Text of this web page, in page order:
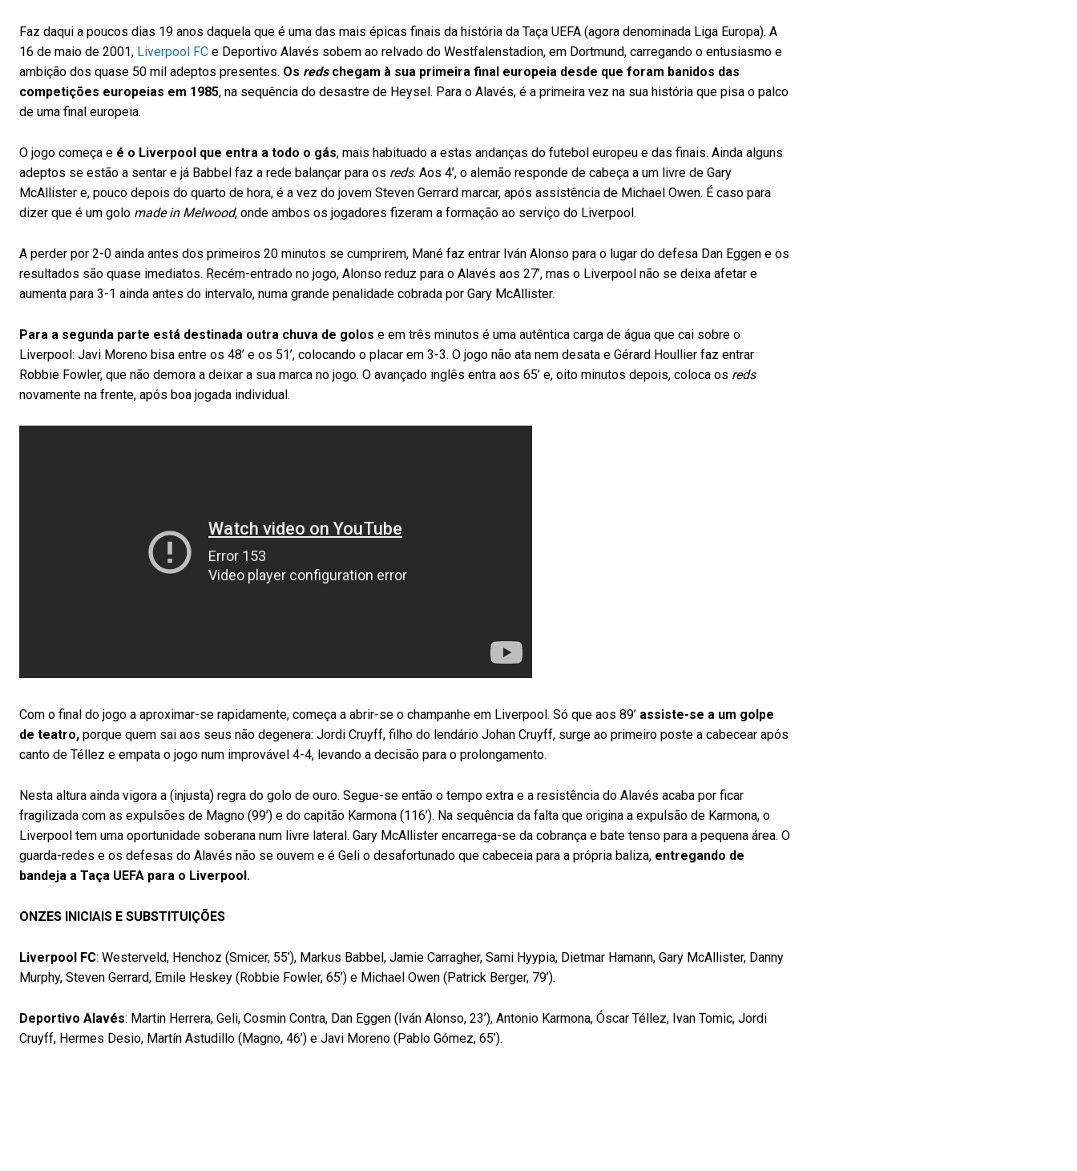
Faz daqui a poucos dias 19 anos daquela que é uma das mais épicas finais da história da Taça UEFA (agora denominada Liga Europa). A
16 de maio de 2001, Liverpool FC e Deportivo Alavés sobem ao relvado do Westfalenstadion, em Dortmund, carregando o entusiasmo e
ambição dos quase 50 mil adeptos presentes. Os redschegam à sua primeira final europeia desde que foram banidos das
competições europeias em 1985, na sequência do desastre de Heysel. Para o Alavés, é a primeira vez na sua história que pisa o palco
de uma final europeia.
O jogo começa e é o Liverpool que entra a todo o gás, mais habituado a estas andanças do futebol europeu e das finais. Ainda alguns
adeptos se estão a sentar e já Babbel faz a rede balançar para os reds. Aos 4’, o alemão responde de cabeça a um livre de Gary
McAllister e, pouco depois do quarto de hora, é a vez do jovem Steven Gerrard marcar, após assistência de Michael Owen. É caso para
dizer que é um golo made in Melwood, onde ambos os jogadores fizeram a formação ao serviço do Liverpool.
A perder por 2-0 ainda antes dos primeiros 20 minutos se cumprirem, Mané faz entrar Iván Alonso para o lugar do defesa Dan Eggen e os
resultados são quase imediatos. Recém-entrado no jogo, Alonso reduz para o Alavés aos 27’, mas o Liverpool não se deixa afetar e
aumenta para 3-1 ainda antes do intervalo, numa grande penalidade cobrada por Gary McAllister.
Para a segunda parte está destinada outra chuva de golos e em três minutos é uma autêntica carga de água que cai sobre o
Liverpool: Javi Moreno bisa entre os 48’ e os 51’, colocando o placar em 3-3. O jogo não ata nem desata e Gérard Houllier faz entrar
Robbie Fowler, que não demora a deixar a sua marca no jogo. O avançado inglês entra aos 65’ e, oito minutos depois, coloca os reds
novamente na frente, após boa jogada individual.
Com o final do jogo a aproximar-se rapidamente, começa a abrir-se o champanhe em Liverpool. Só que aos 89’ assiste-se a um golpe
de teatro, porque quem sai aos seus não degenera: Jordi Cruyff, filho do lendário Johan Cruyff, surge ao primeiro poste a cabecear após
canto de Téllez e empata o jogo num improvável 4-4, levando a decisão para o prolongamento.
Nesta altura ainda vigora a (injusta) regra do golo de ouro. Segue-se então o tempo extra e a resistência do Alavés acaba por ficar
fragilizada com as expulsões de Magno (99’) e do capitão Karmona (116’). Na sequência da falta que origina a expulsão de Karmona, o
Liverpool tem uma oportunidade soberana num livre lateral. Gary McAllister encarrega-se da cobrança e bate tenso para a pequena área. O
guarda-redes e os defesas do Alavés não se ouvem e é Geli o desafortunado que cabeceia para a própria baliza, entregando de
bandeja a Taça UEFA para o Liverpool.
ONZES INICIAIS E SUBSTITUIÇÕES
Liverpool FC: Westerveld, Henchoz (Smicer, 55’), Markus Babbel, Jamie Carragher, Sami Hyypia, Dietmar Hamann, Gary McAllister, Danny
Murphy, Steven Gerrard, Emile Heskey (Robbie Fowler, 65’) e Michael Owen (Patrick Berger, 79’).
Deportivo Alavés: Martin Herrera, Geli, Cosmin Contra, Dan Eggen (Iván Alonso, 23’), Antonio Karmona, Óscar Téllez, Ivan Tomic, Jordi
Cruyff, Hermes Desio, Martín Astudillo (Magno, 46’) e Javi Moreno (Pablo Gómez, 65’).